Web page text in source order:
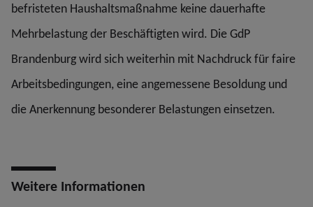
befristeten Haushaltsmaßnahme keine dauerhafte
Mehrbelastung der Beschäftigten wird. Die GdP
Brandenburg wird sich weiterhin mit Nachdruck für faire
Arbeitsbedingungen, eine angemessene Besoldung und
die Anerkennung besonderer Belastungen einsetzen.
Weitere Informationen